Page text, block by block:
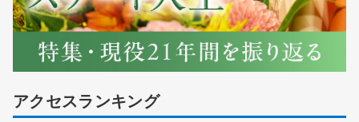
アクセスランキング